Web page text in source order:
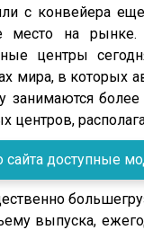
с конвейера
место на рынке.
центры
мира, в которых
более
центров,
доступные
выпуска,